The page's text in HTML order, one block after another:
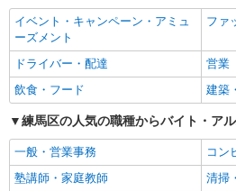
月含む ★夜勤5回分
手当）
東京都練馬区中村
キープ
アルバイト パート
介護付有料老人ホーム グレースメイト鷺
介護福祉士（役職な
時給1,450円 ＜給与補足＞※深夜割増（22〜5
イベント・キャンペーン・アミュ
ーズメント
ファ
ドライバー・配達
営業
飲食・フード
建築
練馬区の人気の職種からバイト・ア
一般・営業事務
コン
塾講師・家庭教師
清掃